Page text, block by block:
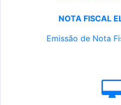
NOTA FISCAL
Emissão de Nota